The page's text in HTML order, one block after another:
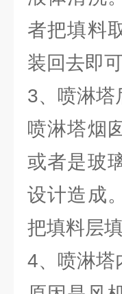
者把填料
装回去即可
3、喷淋塔
喷淋塔烟
或者是玻
设计造成
把填料层
4、喷淋塔